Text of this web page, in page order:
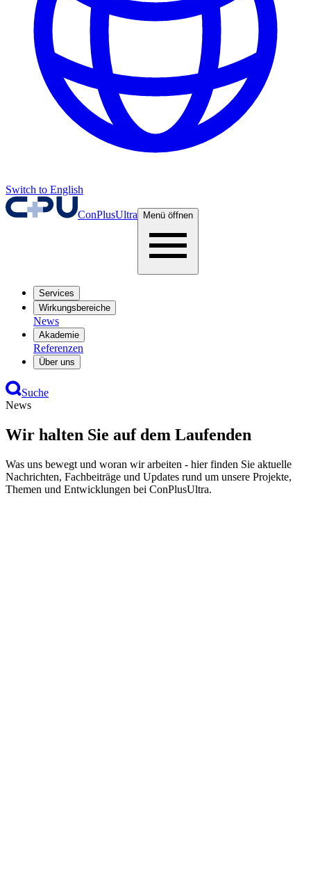
Switch to English
ConPlusUltra Menü öffnen
Services
Wirkungsbereiche
News
Akademie
Referenzen
Über uns
Suche
News
Wir halten Sie auf dem Laufenden
Was uns bewegt und woran wir arbeiten - hier finden Sie aktuelle
Nachrichten, Fachbeiträge und Updates rund um unsere Projekte,
Themen und Entwicklungen bei ConPlusUltra.